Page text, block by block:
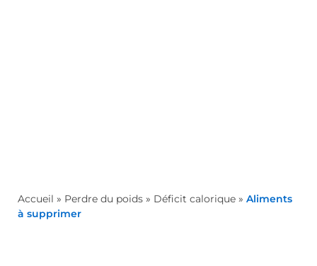
Accueil » Perdre du poids » Déficit calorique » Aliments
à supprimer